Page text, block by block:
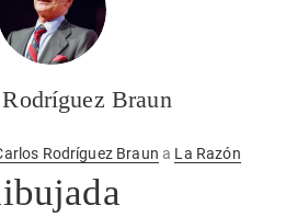
Braun
Rodríguez Braun a La Razón